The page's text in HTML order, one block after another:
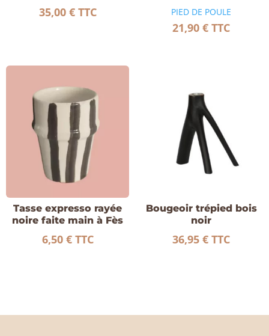
35,00 € TTC
PIED DE POULE
21,90€ TTC
Tasse expresso rayée
noire faite main à Fès
6,50 € TTC
Bougeoir trépied bois
noir
36,95€ TTC